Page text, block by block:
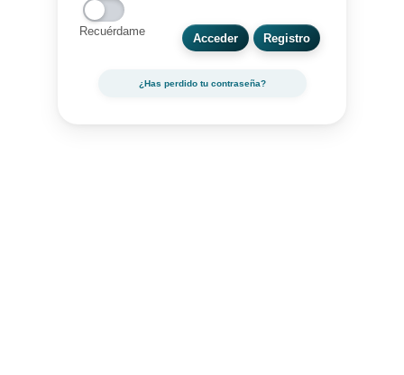
Recuérdame
¿Has perdido tu contraseña?